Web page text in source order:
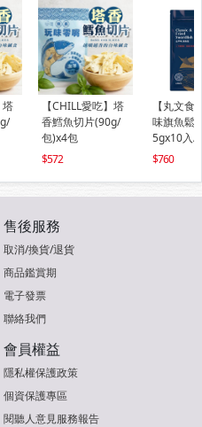
塔
【CHILL愛吃】塔
香鱈魚切片(90g/
包)x4包
572
【丸文食
味旗魚鬆
5gx10入/
760
售後服務
取消/換貨/退貨
商品鑑賞期
電子發票
聯絡我們
會員權益
隱私權保護政策
個資保護專區
閱聽人意見服務報告